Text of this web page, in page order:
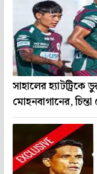
সাহালের
মোহনবাগানের,